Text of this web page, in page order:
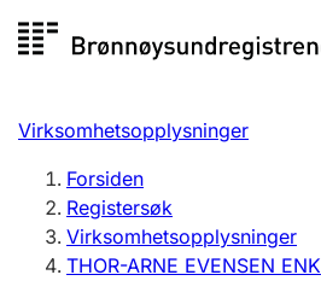
til
Registersøk
Aksjeselskap
Enkeltpersonforetak
Registrere, endre, slette
Virksomhetsopplysninger
Forsiden
Registersøk
Virksomhetsopplysninger
THOR-ARNE EVENSEN ENK